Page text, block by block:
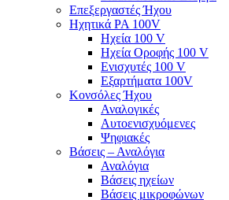
Επεξεργαστές Ήχου
Ηχητικά PA 100V
Ηχεία 100 V
Ηχεία Οροφής 100 V
Ενισχυτές 100 V
Εξαρτήματα 100V
Κονσόλες Ήχου
Αναλογικές
Αυτοενισχυόμενες
Ψηφιακές
Βάσεις – Αναλόγια
Αναλόγια
Βάσεις ηχείων
Βάσεις μικροφώνων